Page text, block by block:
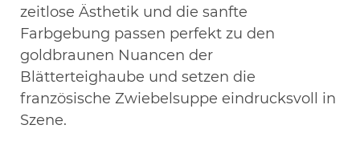
zeitlose Ästhetik und die sanfte
Farbgebung passen perfekt zu den
goldbraunen Nuancen der
Blätterteighaube und setzen die
französische Zwiebelsuppe eindrucksvoll in
Szene.